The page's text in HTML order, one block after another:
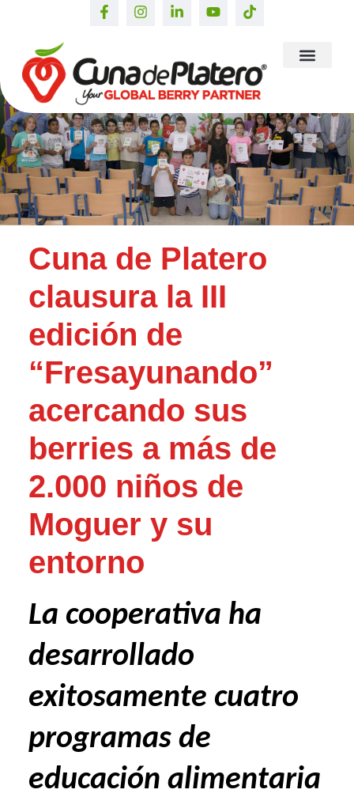
Cuna de Platero
clausura la III
edición de
“Fresayunando”
acercando sus
berries a más de
2.000 niños de
Moguer y su
entorno
La cooperativa ha
desarrollado
exitosamente cuatro
programas de
educación alimentaria